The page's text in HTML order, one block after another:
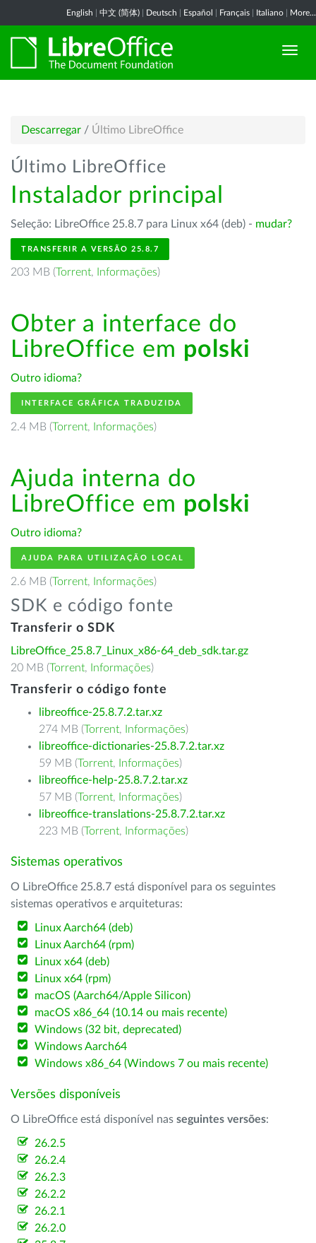
English 中文 (简体) Deutsch Español Français Italiano More...
Descarregar / Último LibreOffice
Último LibreOffice
Instalador principal
Seleção: LibreOffice 25.8.7 para Linux x64 (deb) - mudar?
TRANSFERIR A VERSÃO 25.8.7
203 MB (Torrent, Informações)
Obter a interface do
LibreOffice em polski
Outro idioma?
INTERFACE GRÁFICA TRADUZIDA
2.4 MB (Torrent, Informações)
Ajuda interna do
LibreOffice em polski
Outro idioma?
AJUDA PARA UTILIZAÇÃO LOCAL
2.6 MB (Torrent, Informações)
SDK e código fonte
Transferir o SDK
LibreOffice_25.8.7_Linux_x86-64_deb_sdk.tar.gz
20 MB (Torrent, Informações)
Transferir o código fonte
libreoffice-25.8.7.2.tar.xz
274 MB (Torrent, Informações)
libreoffice-dictionaries-25.8.7.2.tar.xz
59 MB (Torrent, Informações)
libreoffice-help-25.8.7.2.tar.xz
57 MB (Torrent, Informações)
libreoffice-translations-25.8.7.2.tar.xz
223 MB (Torrent, Informações)
Sistemas operativos
O LibreOffice 25.8.7 está disponível para os seguintes
sistemas operativos e arquiteturas:
Linux Aarch64 (deb)
Linux Aarch64 (rpm)
Linux x64 (deb)
Linux x64 (rpm)
macOS (Aarch64/Apple Silicon)
macOS x86_64 (10.14 ou mais recente)
Windows (32 bit, deprecated)
Windows Aarch64
Windows x86_64 (Windows 7 ou mais recente)
Versões disponíveis
O LibreOffice está disponível nas seguintes versões:
26.2.5
26.2.4
26.2.3
26.2.2
26.2.1
26.2.0